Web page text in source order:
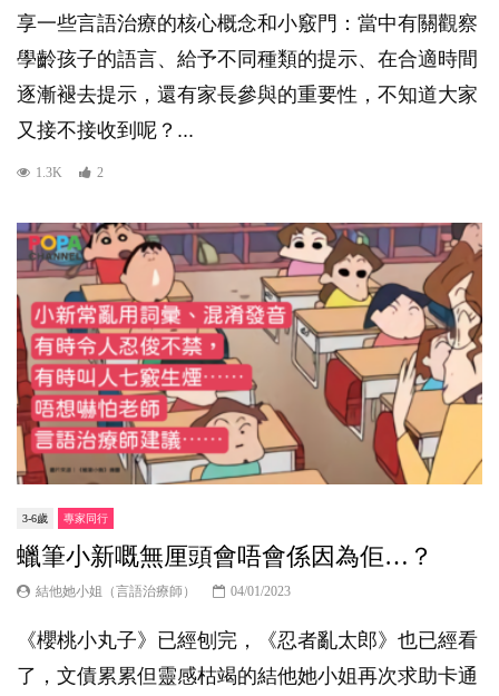
享一些言語治療的核心概念和小竅門：當中有關觀察
學齡孩子的語言、給予不同種類的提示、在合適時間
逐漸褪去提示，還有家長參與的重要性，不知道大家
又接不接收到呢？...
1.3K 2
3-6歲 專家同行
蠟筆小新嘅無厘頭會唔會係因為佢…？
結他她小姐（言語治療師） 04/01/2023
《櫻桃小丸子》已經刨完，《忍者亂太郎》也已經看
了，文債累累但靈感枯竭的結他她小姐再次求助卡通